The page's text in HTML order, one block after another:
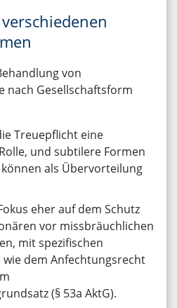
von
nach Gesellschaftsform
Treuepflicht eine
und subtilere Formen
als Übervorteilung
eher auf dem Schutz
vor missbräuchlichen
mit spezifischen
dem Anfechtungsrecht
(§ 53a AktG).